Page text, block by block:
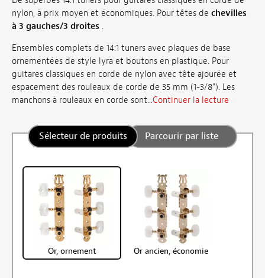
nylon, à prix moyen et économiques. Pour têtes de chevilles
à 3 gauches/3 droites .
Ensembles complets de 14:1 tuners avec plaques de base
ornementées de style lyra et boutons en plastique. Pour
guitares classiques en corde de nylon avec tête ajourée et
espacement des rouleaux de corde de 35 mm (1-3/8"). Les
manchons à rouleaux en corde sont...Continuer la lecture
Sélecteur de produits Parcourir par liste
Or, ornement Or ancien, économie